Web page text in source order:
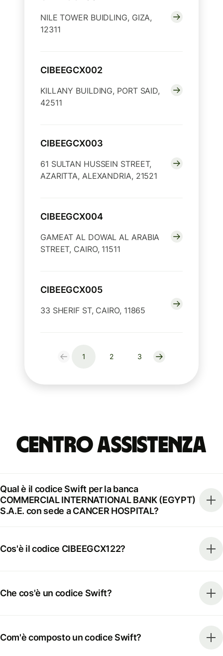
NILE TOWER BUIDLING, GIZA,
12311
CIBEEGCX002
KILLANY BUILDING, PORT SAID,
42511
CIBEEGCX003
61 SULTAN HUSSEIN STREET,
AZARITTA, ALEXANDRIA, 21521
CIBEEGCX004
GAMEAT AL DOWAL AL ARABIA
STREET, CAIRO, 11511
CIBEEGCX005
33 SHERIF ST, CAIRO, 11865
1 2 3
Centro Assistenza
Qual è il codice Swift per la banca
COMMERCIAL INTERNATIONAL BANK (EGYPT)
S.A.E. con sede a CANCER HOSPITAL?
Cos'è il codice CIBEEGCX122?
Che cos'è un codice Swift?
Com'è composto un codice Swift?